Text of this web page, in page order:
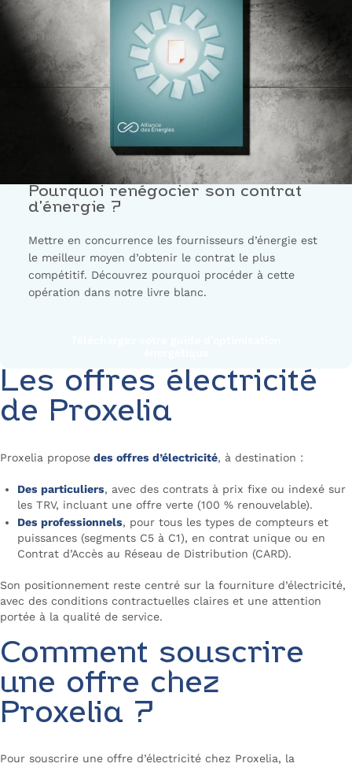
Pourquoi renégocier son contrat
d’énergie ?
Mettre en concurrence les fournisseurs d’énergie est
le meilleur moyen d’obtenir le contrat le plus
compétitif. Découvrez pourquoi procéder à cette
opération dans notre livre blanc.
Les offres électricité
de Proxelia
Proxelia propose des offres d’électricité, à destination :
Des particuliers, avec des contrats à prix fixe ou indexé sur
les TRV, incluant une offre verte (100 % renouvelable).
Des professionnels, pour tous les types de compteurs et
puissances (segments C5 à C1), en contrat unique ou en
Contrat d’Accès au Réseau de Distribution (CARD).
Son positionnement reste centré sur la fourniture d’électricité,
avec des conditions contractuelles claires et une attention
portée à la qualité de service.
Comment souscrire
une offre chez
Proxelia ?
Pour souscrire une offre d’électricité chez Proxelia, la